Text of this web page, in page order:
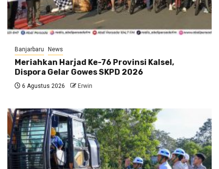
Banjarbaru News
Meriahkan Harjad Ke-76 Provinsi Kalsel,
Dispora Gelar Gowes SKPD 2026
6 Agustus 2026 Erwin